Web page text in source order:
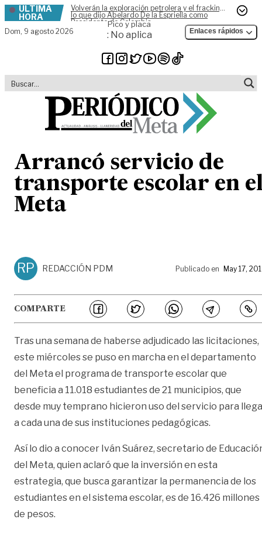
Skip to content
ÚLTIMA
HORA
Volverán la exploración petrolera y el fracking,
lo que dijo Abelardo De la Espriella como
Presidente de Colombia
Dom, 9 agosto 2026
Pico y placa
: No aplica Enlaces rápidos
Arrancó servicio de
transporte escolar en
Meta
RP REDACCIÓN PDM Publicado en May 17,
COMPARTE
Tras una semana de haberse adjudicado las licitaciones,
este miércoles se puso en marcha en el departamento
del Meta el programa de transporte escolar que
beneficia a 11.018 estudiantes de 21 municipios, que
desde muy temprano hicieron uso del servicio para
a cada una de sus instituciones pedagógicas.
Así lo dio a conocer Iván Suárez, secretario de
del Meta, quien aclaró que la inversión en esta
estrategia, que busca garantizar la permanencia de los
estudiantes en el sistema escolar, es de 16.426 millones
de pesos.